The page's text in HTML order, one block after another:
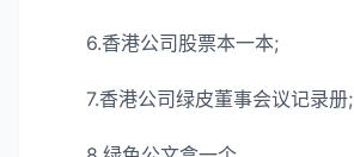
6.香港公司股票本一本;
7.香港公司绿皮董事会议记录册;